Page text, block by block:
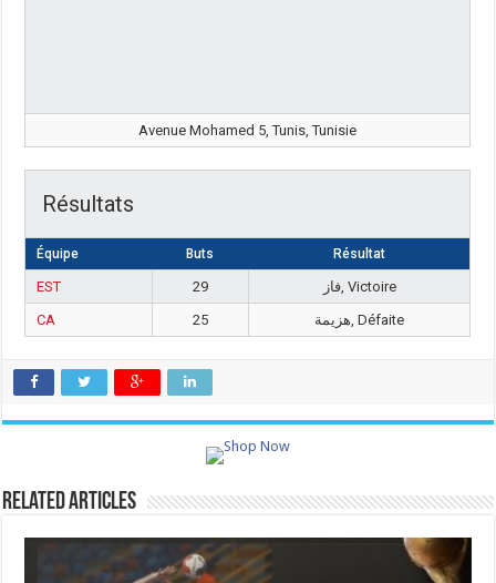
Avenue Mohamed 5, Tunis, Tunisie
Résultats
Équipe Buts Résultat
EST 29
فاز, Victoire
CA
25 هزيمة, Défaite
Related Articles